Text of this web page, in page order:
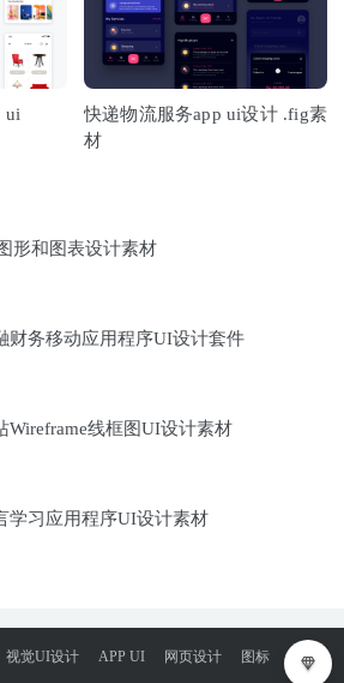
ui
快递物流服务app ui设计 .fig素
材
形和图表设计素材
财务移动应用程序UI设计套件
Wireframe线框图UI设计素材
学习应用程序UI设计素材
视觉UI设计 APP UI 网页设计 图标